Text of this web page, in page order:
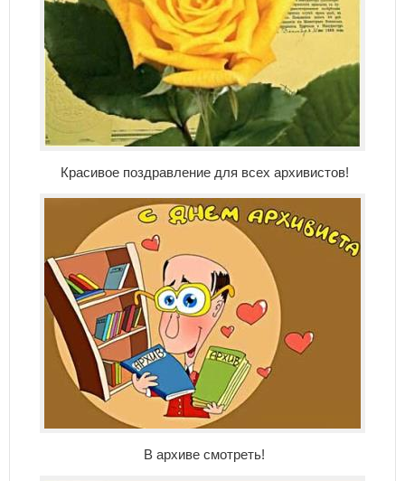
Красивое поздравление для всех архивистов!
В архиве смотреть!